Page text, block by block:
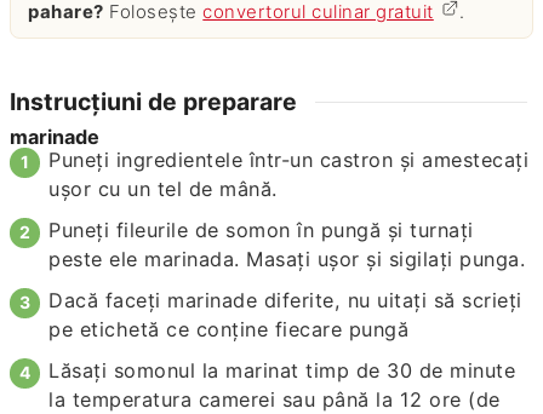
pahare? Foloseșteconvertorul culinar gratuit .
Instrucțiuni de preparare
marinade
Puneți ingredientele într-un castron și amestecați
ușor cu un tel de mână.
Puneți fileurile de somon în pungă și turnați
peste ele marinada. Masați ușor și sigilați punga.
Dacă faceți marinade diferite, nu uitați să scrieți
pe etichetă ce conține fiecare pungă
Lăsați somonul la marinat timp de 30 de minute
la temperatura camerei sau până la 12 ore (de